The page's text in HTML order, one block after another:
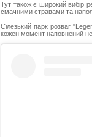
Тут також є широкий вибір
смачними стравами та
Сілезький парк розваг
кожен момент наповнений